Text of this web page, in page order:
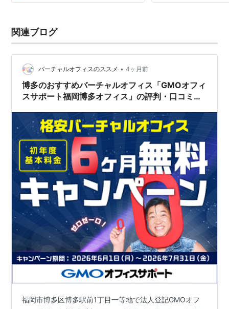
関連ブログ
バーチャルオフィスのススメ • 4ヶ月前
博多のおすすめバーチャルオフィス「GMOオフィ
スサポート福岡博多オフィス」の評判・口コミ｜
福岡市博多区博多駅前1丁目一等地で法人登記GMOオフ